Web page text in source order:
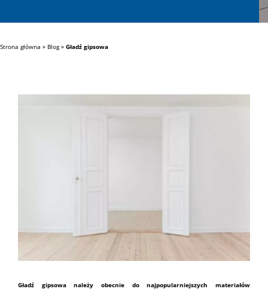
Strona główna » Blog» Gładź gipsowa
Gładź gipsowa należy obecnie do najpopularniejszych materiałów